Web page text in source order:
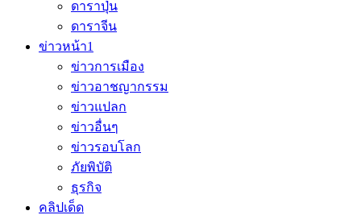
ดาราปุ่น
ดาราจีน
ข่าวหน้า1
ข่าวการเมือง
ข่าวอาชญากรรม
ข่าวแปลก
ข่าวอื่นๆ
ข่าวรอบโลก
ภัยพิบัติ
ธุรกิจ
คลิปเด็ด